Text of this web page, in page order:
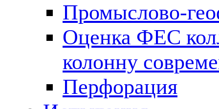
Промыслово-
Оценка ФЕС
колонну
Перфорация